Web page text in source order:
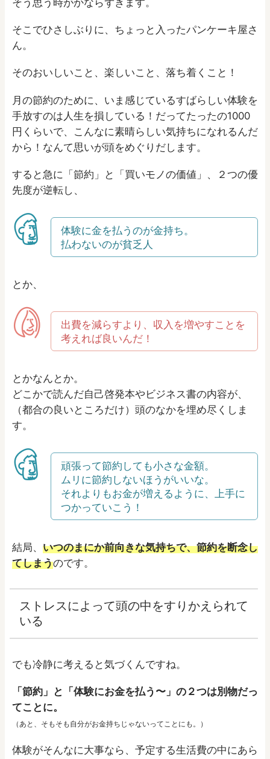
そこでひさしぶりに、ちょっと入ったパンケーキ屋さ
ん。
そのおいしいこと、楽しいこと、落ち着くこと！
月の節約のために、いま感じているすばらしい体験を
手放すのは人生を損している！だってたったの1000
円くらいで、こんなに素晴らしい気持ちになれるんだ
から！なんて思いが頭をめぐりだします。
すると急に「節約」と「買いモノの価値」、２つの優
先度が逆転し、
体験に金を払うのが金持ち。
払わないのが貧乏人
とか、
出費を減らすより、収入を増やすことを
考えれば良いんだ！
とかなんとか。
どこかで読んだ自己啓発本やビジネス書の内容が、
（都合の良いところだけ）頭のなかを埋め尽くしま
す。
頑張って節約しても小さな金額。
ムリに節約しないほうがいいな。
それよりもお金が増えるように、上手に
つかっていこう！
結局、 いつのまにか前向きな気持ちで、節約を断念し
てしまうのです。
ストレスによって頭の中をすりかえられて
いる
でも冷静に考えると気づくんですね。
「節約」と「体験にお金を払う〜」の２つは別物だっ
てことに。
（あと、そもそも自分がお金持ちじゃないってことにも。）
体験がそんなに大事なら、予定する生活費の中にあら